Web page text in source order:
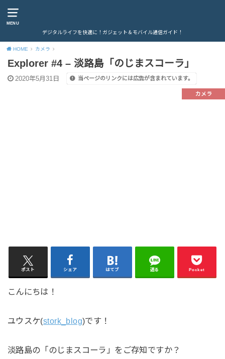
MENU
デジタルライフを快適に！ガジェット＆モバイル通信ガイド！
HOME カメラ
Explorer #4 – 淡路島「のじまスコーラ」
2020年5月31日 当ページのリンクには広告が含まれています。
カメラ
ポスト シェア はてブ 送る Pocket
こんにちは！
ユウスケ(stork_blog)です！
淡路島の「のじまスコーラ」をご存知ですか？